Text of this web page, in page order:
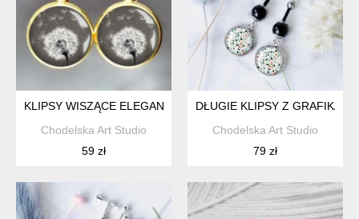
KLIPSY WISZĄCE ELEGANCKIE W KOLORZE ZŁOTYM
Chodelska Art Studio
59 zł
DŁUGIE KLIPSY Z
Chodelska Art Studio
79 zł